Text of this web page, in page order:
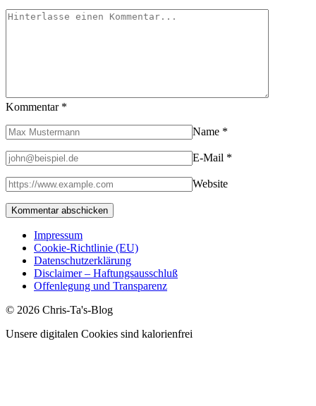
Kommentar *
Name *
E-Mail *
Website
Impressum
Cookie-Richtlinie (EU)
Datenschutzerklärung
Disclaimer – Haftungsausschluß
Offenlegung und Transparenz
© 2026 Chris-Ta's-Blog
Unsere digitalen Cookies sind kalorienfrei